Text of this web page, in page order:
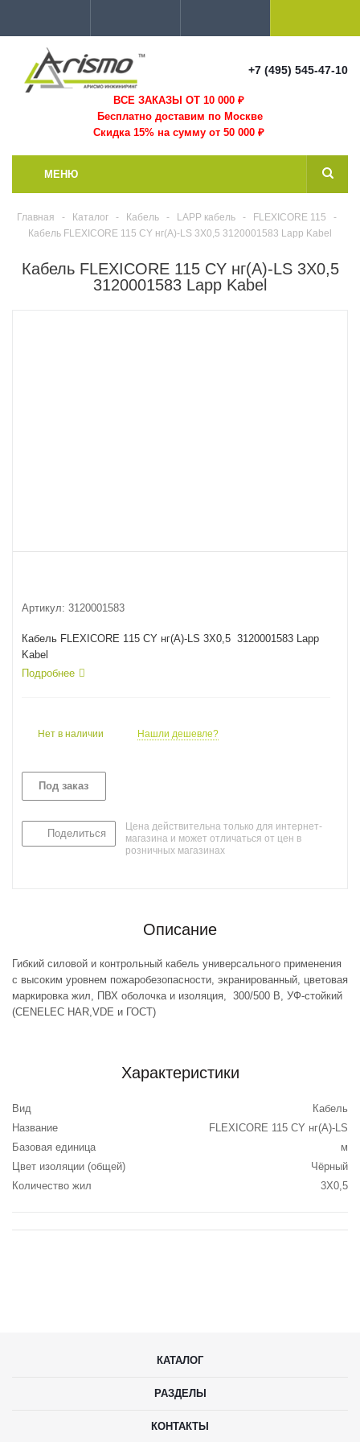
+7 (495) 545-47-10
ВСЕ ЗАКАЗЫ ОТ 10 000₽
Бесплатно доставим по Москве
Скидка 15% на сумму от 50 000 ₽
МЕНЮ
Главная - Каталог - Кабель - LAPP кабель - FLEXICORE 115
-
Кабель FLEXICORE 115 CY нг(А)-LS 3X0,5 3120001583 Lapp Kabel
Кабель FLEXICORE 115 CY нг(А)-LS 3X0,5
3120001583 Lapp Kabel
Артикул: 3120001583
Кабель FLEXICORE 115 CY нг(А)-LS 3X0,5 3120001583 Lapp
Kabel
Подробнее
Нет в наличии Нашли дешевле?
Под заказ
Поделиться
Цена действительна только для интернет-
магазина и может отличаться от цен в
розничных магазинах
Описание
Гибкий силовой и контрольный кабель универсального применения
с высоким уровнем пожаробезопасности, экранированный, цветовая
маркировка жил, ПВХ оболочка и изоляция, 300/500 В, УФ-стойкий
(CENELEC HAR,VDE и ГОСТ)
Характеристики
Вид
Кабель
Название
FLEXICORE 115 CY нг(А)-LS
Базовая единица
м
Цвет изоляции (общей)
Чёрный
Количество жил
3X0,5
КАТАЛОГ
РАЗДЕЛЫ
КОНТАКТЫ